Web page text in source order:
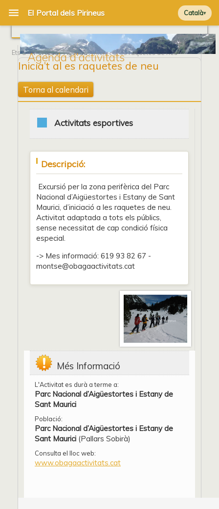
Català
Agenda d'activitats
Ets a Portada/Agenda/ Inicia’t al es raquetes de neu
Inicia’t al es raquetes de neu
Torna al calendari
Activitats esportives
Descripció:
Excursió per la zona perifèrica del Parc
Nacional d’Aigüestortes i Estany de Sant
Maurici, d’iniciació a les raquetes de neu.
Activitat adaptada a tots els públics,
sense necessitat de cap condició física
especial.
-> Mes informació: 619 93 82 67 -
montse@obagaactivitats.cat
Més Informació
L'Activitat es durà a terme a:
Parc Nacional d’Aigüestortes i Estany de
Sant Maurici
Població:
Parc Nacional d’Aigüestortes i Estany de
Sant Maurici (Pallars Sobirà)
Consulta el lloc web:
www.obagaactivitats.cat